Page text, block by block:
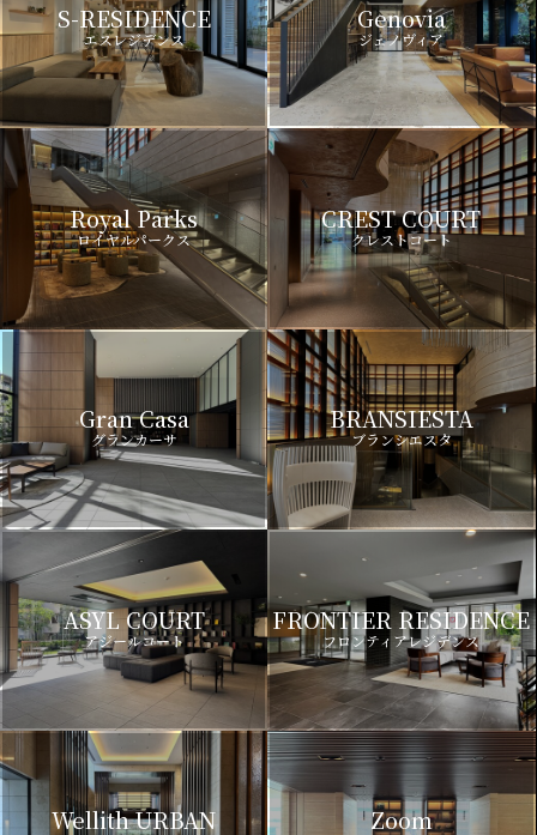
S-RESIDENCE
エスレジデンス
Genovia
ジェノヴィア
Royal Parks
ロイヤルパークス
CREST COURT
クレストコート
Gran Casa
グランカーサ
BRANSIESTA
ブランシエスタ
ASYL COURT
アジールコート
FRONTIER RESIDENCE
フロンティアレジデンス
Wellith URBAN Zoom